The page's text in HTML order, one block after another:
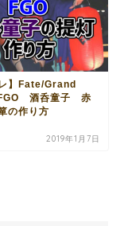
】Fate/Grand
酒呑童子 赤
の作り方
2019年1月7日